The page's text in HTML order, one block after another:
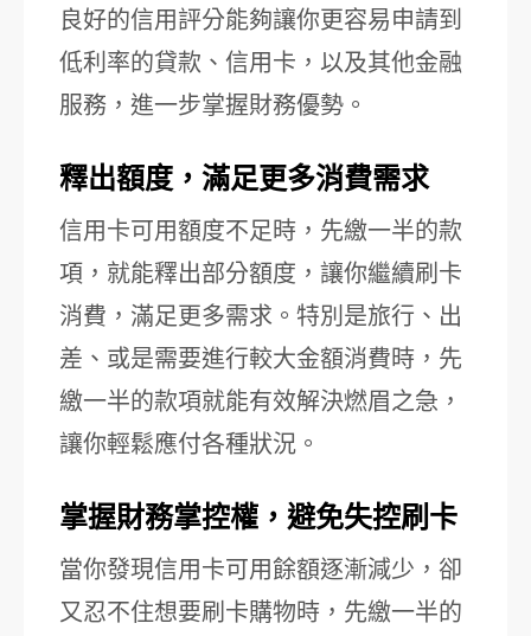
良好的信用評分能夠讓你更容易申請到
低利率的貸款、信用卡，以及其他金融
服務，進一步掌握財務優勢。
釋出額度，滿足更多消費需求
信用卡可用額度不足時，先繳一半的款
項，就能釋出部分額度，讓你繼續刷卡
消費，滿足更多需求。特別是旅行、出
差、或是需要進行較大金額消費時，先
繳一半的款項就能有效解決燃眉之急，
讓你輕鬆應付各種狀況。
掌握財務掌控權，避免失控刷卡
當你發現信用卡可用餘額逐漸減少，卻
又忍不住想要刷卡購物時，先繳一半的